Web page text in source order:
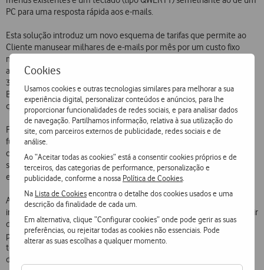
Cookies
Usamos cookies e outras tecnologias similares para melhorar a sua
experiência digital, personalizar conteúdos e anúncios, para lhe
proporcionar funcionalidades de redes sociais, e para analisar dados
de navegação. Partilhamos informação, relativa à sua utilização do
site, com parceiros externos de publicidade, redes sociais e de
análise.
Ao “Aceitar todas as cookies” está a consentir cookies próprios e de
terceiros, das categorias de performance, personalização e
publicidade, conforme a nossa Política de Cookies
Na Lista de Cookiesencontra o detalhe dos cookies usados e uma
descrição da finalidade de cada um.
Em alternativa, clique “Configurar cookies” onde pode gerir as suas
preferências, ou rejeitar todas as cookies não essenciais. Pode
alterar as suas escolhas a qualquer momento.
PC para uma resposta rápida aos e-mails.
Esta solução introduz um novo esquema de tarifas que permite ao
Cliente manusear milhares de e-mails por mês por um custo fixo
mensal, proporcionando-lhe um efectivo controlo de custos. Para
além dos custos de instalação, por um valor mensal por utilizador de
35 euros, que representa pouco mais de 1 euro por dia, o Cliente
BlackBerry da Vodafone tem acesso a todo o seu e-mail onde quer
que esteja em território nacional.
Para além disso, o BlackBerry da Vodafone apresenta todas as
funcionalidades de um telefone tradicional, como a realização de
chamadas de voz, o envio e recepção de SMS ou o acesso a outros
serviços de dados, designadamente à Internet e a conteúdos
específicos.
A gama de equipamentos BlackBerry da Vodafone contará
inicialmente com o terminal BlackBerry 7230 por 299 euros e, a partir
de Dezembro, com o BlackBerry 7100v por 274 euros. O primeiro
permite uma interacção mais rápida com o e-mail porque dispõe de
teclado integral QWERTY e o segundo aproxima-se mais do aspecto
de um telefone móvel normal.